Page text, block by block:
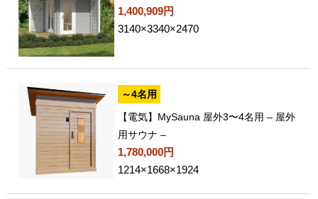
1,400,909円
3140×3340×2470
～4名用
【電気】MySauna 屋外3〜4名用 – 屋外
用サウナ –
1,780,000円
1214×1668×1924